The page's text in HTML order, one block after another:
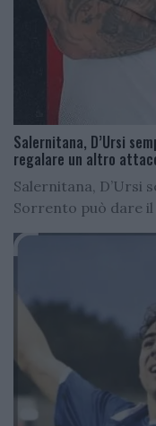
Salernitana, D’Ursi
regalare un altro
Salernitana, D’Ursi
Sorrento può dare il